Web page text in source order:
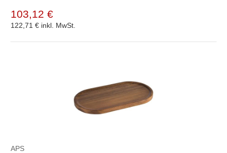
103,12 €
122,71 € inkl. MwSt.
APS